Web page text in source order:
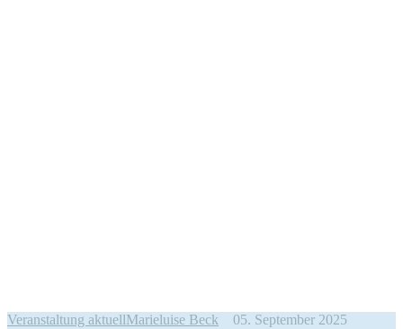
Veranstaltung aktuellMarieluise Beck 05. September 2025